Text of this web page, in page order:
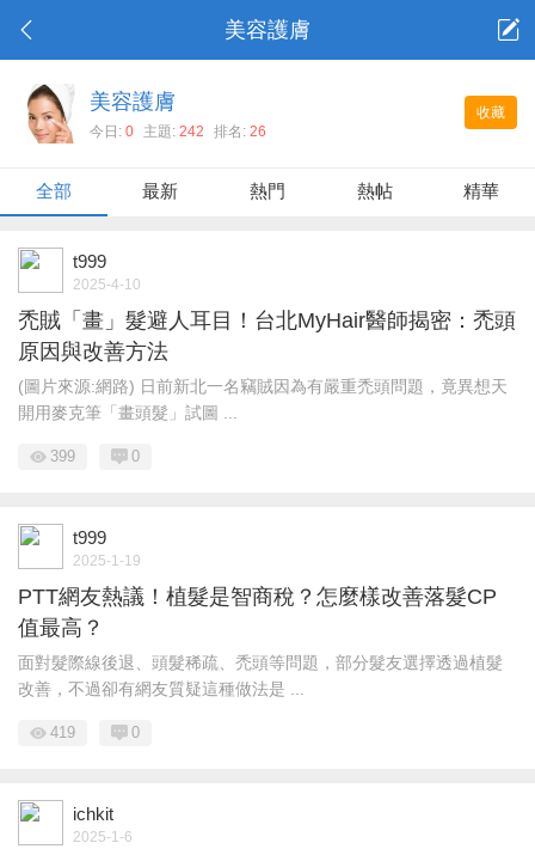
美容護膚
收藏
美容護膚
今日: 0 主題: 242 排名: 26
全部 最新 熱門 熱帖 精華
t999
2025-4-10
禿賊「畫」髮避人耳目！台北MyHair醫師揭密：禿頭
原因與改善方法
(圖片來源:網路) 日前新北一名竊賊因為有嚴重禿頭問題，竟異想天
開用麥克筆「畫頭髮」試圖 ...
399 0
t999
2025-1-19
PTT網友熱議！植髮是智商稅？怎麼樣改善落髮CP
值最高？
面對髮際線後退、頭髮稀疏、禿頭等問題，部分髮友選擇透過植髮
改善，不過卻有網友質疑這種做法是 ...
419 0
ichkit
2025-1-6